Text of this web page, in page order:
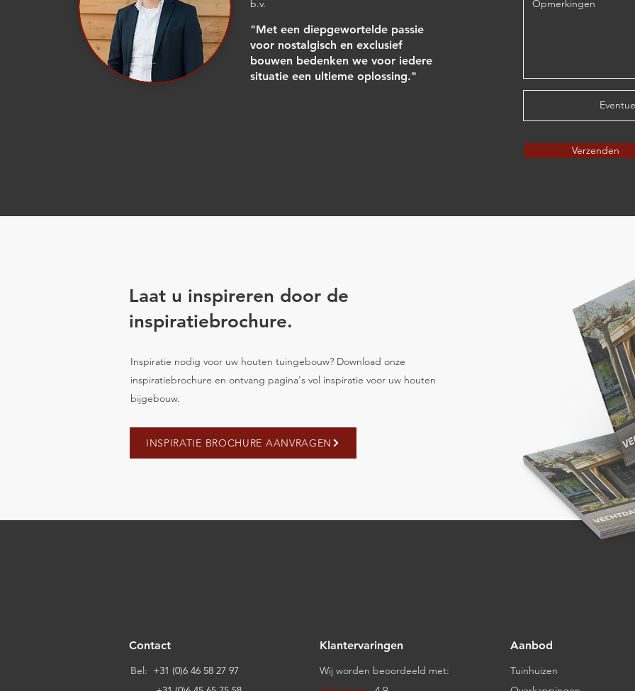
b.v.
"Met een diepgewortelde passie
voor nostalgisch en exclusief
bouwen bedenken we voor iedere
situatie een ultieme oplossing."
Verzenden
Laat u inspireren door de
inspiratiebrochure.
Inspiratie nodig voor uw houten tuingebouw? Download onze
inspiratiebrochure en ontvang pagina's vol inspiratie voor uw houten
bijgebouw.
INSPIRATIE BROCHURE AANVRAGEN
Contact Klantervaringen
Bel: +31 (0)6 46 58 27 97
Wij worden beoordeeld met:
Aanbod
Tuinhuizen